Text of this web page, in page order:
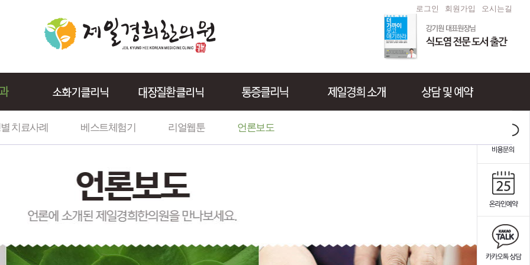
로그인 회원가입 오시는길
치료사례 베스트체험기 리얼웹툰 언론보도